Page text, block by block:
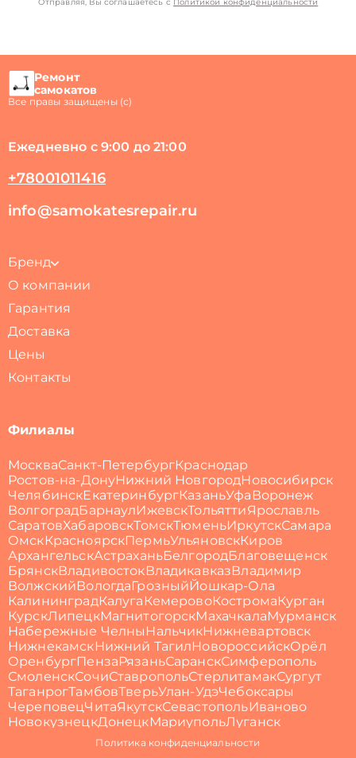
Ремонт
самокатов
Все правы защищены (с)
Ежедневно с 9:00 до 21:00
+78001011416
info@samokatesrepair.ru
Бренд
О компании
Гарантия
Доставка
Цены
Контакты
Филиалы
МоскваСанкт-ПетербургКраснодар
Ростов-на-ДонуНижний НовгородНовосибирск
ЧелябинскЕкатеринбургКазаньУфа Воронеж
ВолгоградБарнаулИжевскТольяттиЯрославль
СаратовХабаровскТомскТюменьИркутскСамара
ОмскКрасноярскПермьУльяновскКиров
АрхангельскАстраханьБелгородБлаговещенск
БрянскВладивостокВладикавказВладимир
ВолжскийВологдаГрозныйЙошкар-Ола
КалининградКалуга КемеровоКостромаКурган
КурскЛипецкМагнитогорскМахачкалаМурманск
Набережные Челны НальчикНижневартовск
НижнекамскНижний ТагилНовороссийскОрёл
ОренбургПензаРязаньСаранскСимферополь
СмоленскСочиСтавропольСтерлитамакСургут
ТаганрогТамбовТверьУлан-УдэЧебоксары
ЧереповецЧитаЯкутскСевастопольИваново
НовокузнецкДонецкМариупольЛуганск
Политика конфиденциальности